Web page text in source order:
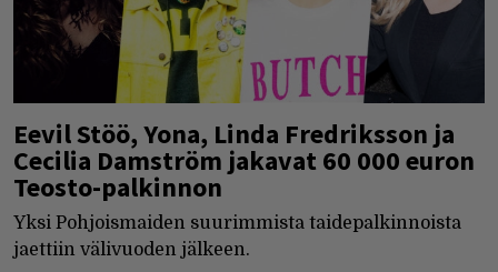
Eevil Stöö, Yona, Linda Fredriksson ja
Cecilia Damström jakavat 60 000 euron
Teosto-palkinnon
Yksi Pohjoismaiden suurimmista taidepalkinnoista
jaettiin välivuoden jälkeen.